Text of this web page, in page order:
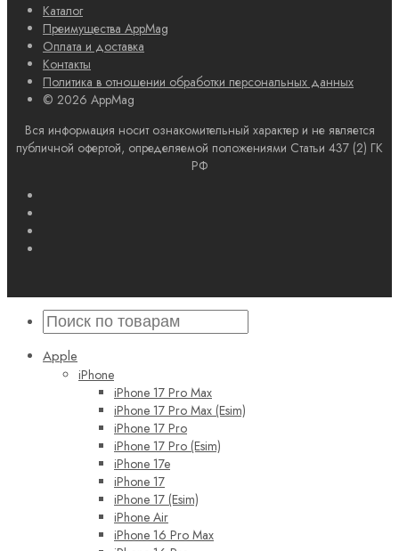
Каталог
Преимущества AppMag
Оплата и доставка
Контакты
Политика в отношении обработки персональных данных
© 2026 AppMag
Вся информация носит ознакомительный характер и не является
публичной офертой, определяемой положениями Статьи 437 (2) ГК
РФ
Apple
iPhone
iPhone 17 Pro Max
iPhone 17 Pro Max (Esim)
iPhone 17 Pro
iPhone 17 Pro (Esim)
iPhone 17e
iPhone 17
iPhone 17 (Esim)
iPhone Air
iPhone 16 Pro Max